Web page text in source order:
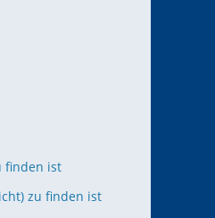
finden ist
zu finden ist